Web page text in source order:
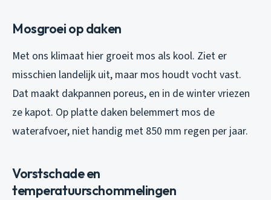
Mosgroei op daken
Met ons klimaat hier groeit mos als kool. Ziet er
misschien landelijk uit, maar mos houdt vocht vast.
Dat maakt dakpannen poreus, en in de winter vriezen
ze kapot. Op platte daken belemmert mos de
waterafvoer, niet handig met 850 mm regen per jaar.
Vorstschade en
temperatuurschommelingen